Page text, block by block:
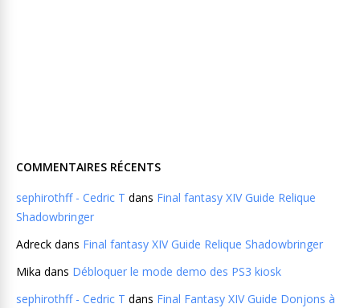
COMMENTAIRES RÉCENTS
sephirothff - Cedric T dans Final fantasy XIV Guide Relique
Shadowbringer
Adreck dans Final fantasy XIV Guide Relique Shadowbringer
Mika dans Débloquer le mode demo des PS3 kiosk
sephirothff - Cedric T dans Final Fantasy XIV Guide Donjons à